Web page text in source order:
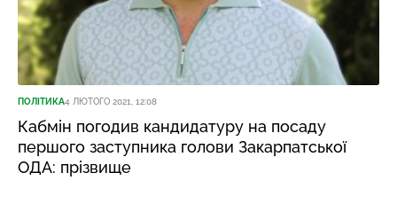
ПОЛІТИКА4 ЛЮТОГО 2021, 12:08
Кабмін погодив кандидатуру на посаду
першого заступника голови Закарпатської
ОДА: прізвище